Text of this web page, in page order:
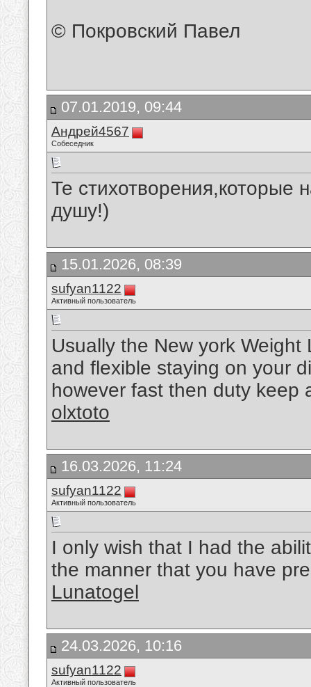
© Покровский Павел
07.01.2019, 09:44
Андрей4567
Собеседник
Те стихотворения,которые
душу!)
15.01.2026, 08:39
sufyan1122
Активный пользователь
Usually the New york
and flexible staying on your
however fast then duty keep
olxtoto
16.03.2026, 11:24
sufyan1122
Активный пользователь
I only wish that I had the
the manner that you have
Lunatogel
24.03.2026, 10:16
sufyan1122
Активный пользователь